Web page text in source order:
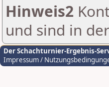
Hinweis2
und sind in
Der Schachturnier-Ergebnis-
Impressum /